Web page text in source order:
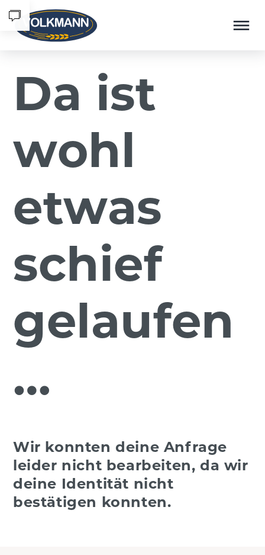
Da ist
wohl
etwas
schief
gelaufen
…
Wir konnten deine Anfrage
leider nicht bearbeiten, da wir
deine Identität nicht
bestätigen konnten.